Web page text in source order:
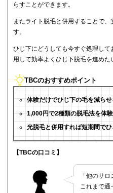
らすことができます。
またライト脱毛と併用することで
す。
ひじ下にどうしても今すぐ処理し
用して効率よくひじ下脱毛を進めた
TBCのおすすめポイント
体験だけでひじ下の毛を減らせ
1,000円で2種類の脱毛法を体
光脱毛と併用すれば短期間で
【TBCの口コミ】
「他のサ
これまで通